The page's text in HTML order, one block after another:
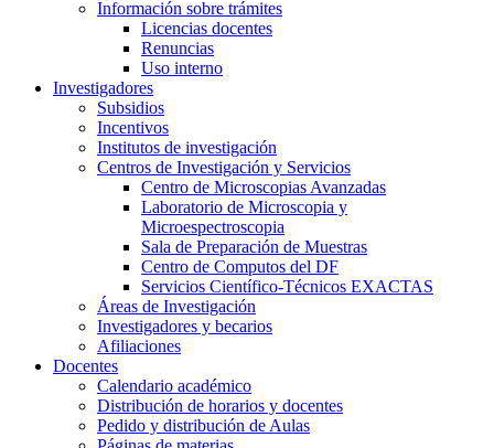
Información sobre trámites
Licencias docentes
Renuncias
Uso interno
Investigadores
Subsidios
Incentivos
Institutos de investigación
Centros de Investigación y Servicios
Centro de Microscopias Avanzadas
Laboratorio de Microscopia y
Microespectroscopia
Sala de Preparación de Muestras
Centro de Computos del DF
Servicios Científico-Técnicos EXACTAS
Áreas de Investigación
Investigadores y becarios
Afiliaciones
Docentes
Calendario académico
Distribución de horarios y docentes
Pedido y distribución de Aulas